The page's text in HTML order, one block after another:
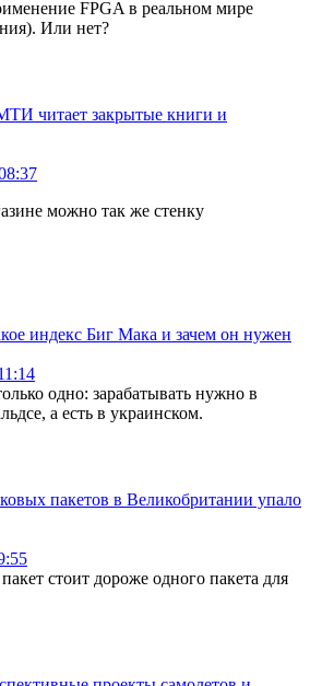
FPGA в реальном мире
Или нет?
читает закрытые книги и
можно так же стенку
индекс Биг Мака и зачем он нужен
одно: зарабатывать нужно в
а есть в украинском.
пакетов в Великобритании упало
стоит дороже одного пакета для